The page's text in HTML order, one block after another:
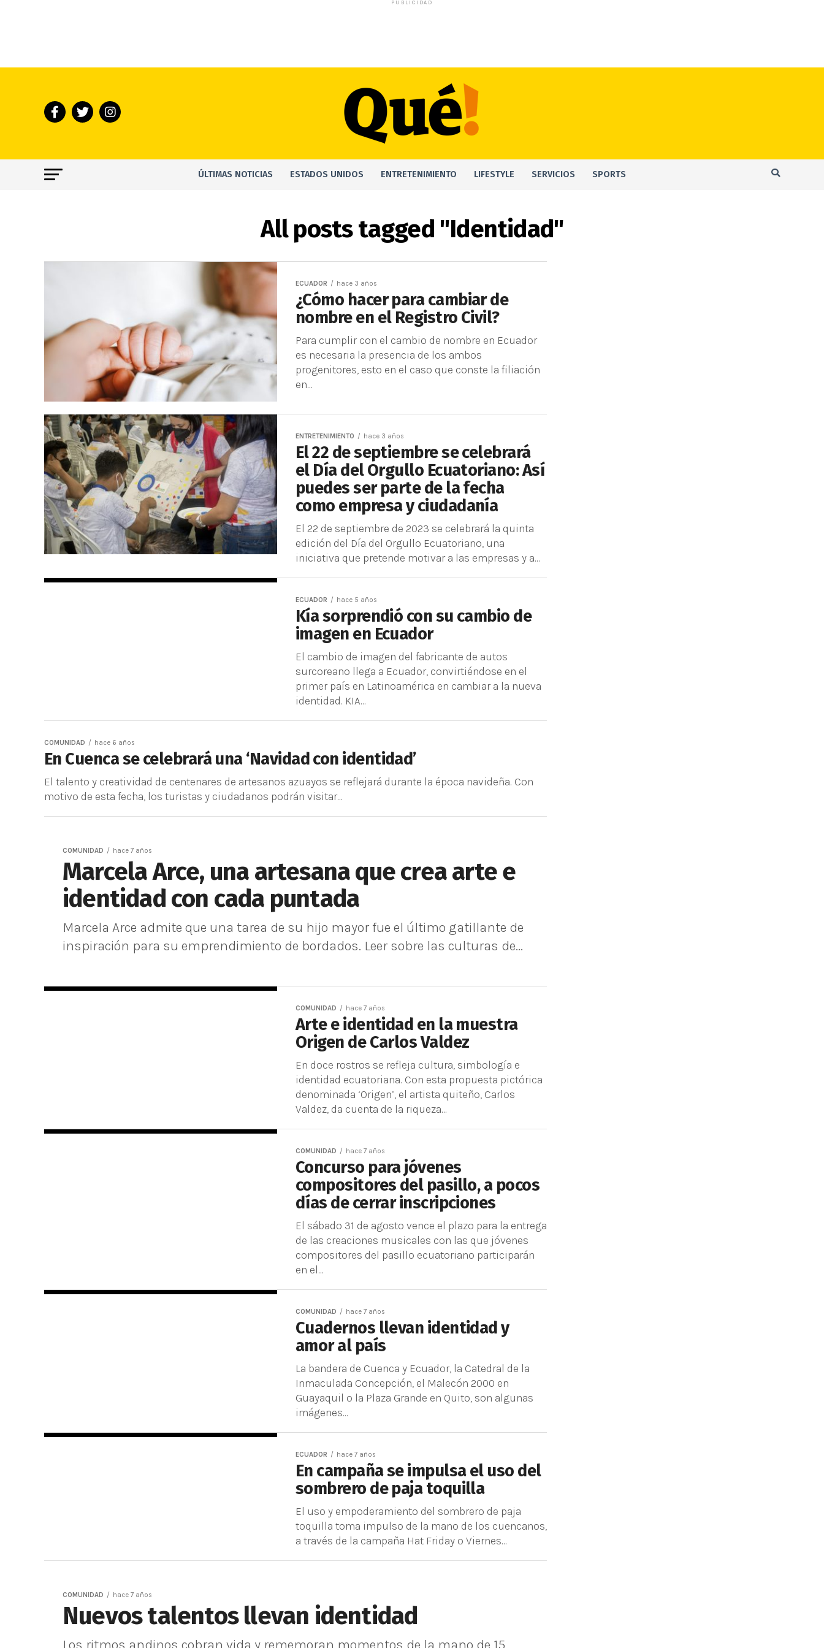
PUBLICIDAD
ÚLTIMAS NOTICIAS ESTADOS UNIDOS ENTRETENIMIENTO LIFESTYLE SERVICIOS SPORTS
All posts tagged "Identidad"
ECUADOR hace 3 años
¿Cómo hacer para cambiar de
nombre en el Registro Civil?
Para cumplir con el cambio de nombre en Ecuador
es necesaria la presencia de los ambos
progenitores, esto en el caso que conste la filiación
en...
ENTRETENIMIENTO hace 3 años
El 22 de septiembre se celebrará
el Día del Orgullo Ecuatoriano: Así
puedes ser parte de la fecha
como empresa y ciudadanía
El 22 de septiembre de 2023 se celebrará la quinta
edición del Día del Orgullo Ecuatoriano, una
iniciativa que pretende motivar a las empresas y a...
ECUADOR hace 5 años
Kía sorprendió con su cambio de
imagen en Ecuador
El cambio de imagen del fabricante de autos
surcoreano llega a Ecuador, convirtiéndose en el
primer país en Latinoamérica en cambiar a la nueva
identidad. KIA...
COMUNIDAD hace 6 años
En Cuenca se celebrará una ‘Navidad con identidad’
El talento y creatividad de centenares de artesanos azuayos se reflejará durante la época navideña. Con
motivo de esta fecha, los turistas y ciudadanos podrán visitar...
COMUNIDAD hace 7 años
Marcela Arce, una artesana que crea arte e
identidad con cada puntada
Marcela Arce admite que una tarea de su hijo mayor fue el último gatillante de
inspiración para su emprendimiento de bordados. Leer sobre las culturas de...
COMUNIDAD hace 7 años
Arte e identidad en la muestra
Origen de Carlos Valdez
En doce rostros se refleja cultura, simbología e
identidad ecuatoriana. Con esta propuesta pictórica
denominada ‘Origen’, el artista quiteño, Carlos
Valdez, da cuenta de la riqueza...
COMUNIDAD hace 7 años
Concurso para jóvenes
compositores del pasillo, a pocos
días de cerrar inscripciones
El sábado 31 de agosto vence el plazo para la entrega
de las creaciones musicales con las que jóvenes
compositores del pasillo ecuatoriano participarán
en el...
COMUNIDAD hace 7 años
Cuadernos llevan identidad y
amor al país
La bandera de Cuenca y Ecuador, la Catedral de la
Inmaculada Concepción, el Malecón 2000 en
Guayaquil o la Plaza Grande en Quito, son algunas
imágenes...
ECUADOR hace 7 años
En campaña se impulsa el uso del
sombrero de paja toquilla
El uso y empoderamiento del sombrero de paja
toquilla toma impulso de la mano de los cuencanos,
a través de la campaña Hat Friday o Viernes...
COMUNIDAD hace 7 años
Nuevos talentos llevan identidad